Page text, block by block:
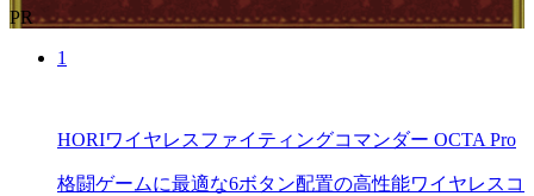
PR
1
HORIワイヤレスファイティングコマンダー OCTA Pro
格闘ゲームに最適な6ボタン配置の高性能ワイヤレスコ